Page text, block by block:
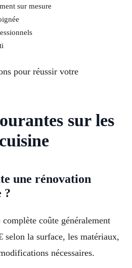
sur mesure
pour réussir votre
sur les
une rénovation
?
coûte généralement
selon la surface, les matériaux,
nécessaires.